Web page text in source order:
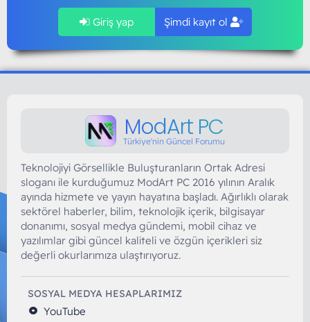
Giriş yap Şimdi kayıt ol
ModArt PC
Türkiye'nin Güncel Forumu
Teknolojiyi Görsellikle Buluşturanların Ortak Adresi
sloganı ile kurduğumuz ModArt PC 2016 yılının Aralık
ayında hizmete ve yayın hayatına başladı. Ağırlıklı olarak
sektörel haberler, bilim, teknolojik içerik, bilgisayar
donanımı, sosyal medya gündemi, mobil cihaz ve
yazılımlar gibi güncel kaliteli ve özgün içerikleri siz
değerli okurlarımıza ulaştırıyoruz.
SOSYAL MEDYA HESAPLARIMIZ
YouTube